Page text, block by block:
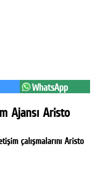
WhatsApp
Ajansı Aristo
çalışmalarını Aristo